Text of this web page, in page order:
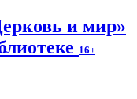
и мир»
16+